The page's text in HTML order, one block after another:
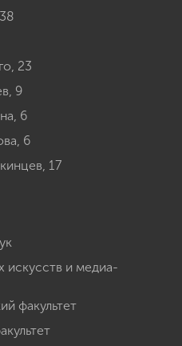
23
9
6
6
17
искусств и медиа-
факультет